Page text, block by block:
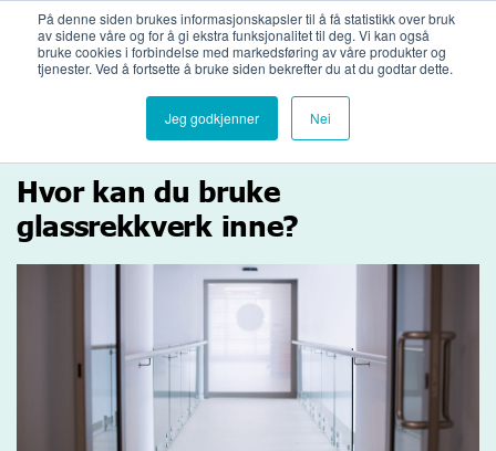
På denne siden brukes informasjonskapsler til å få statistikk over bruk
av sidene våre og for å gi ekstra funksjonalitet til deg. Vi kan også
bruke cookies i forbindelse med markedsføring av våre produkter og
tjenester. Ved å fortsette å bruke siden bekrefter du at du godtar dette.
Jeg godkjenner Nei
Bli medlemsbedriftLogg inn
Hvor kan du bruke
glassrekkverk inne?